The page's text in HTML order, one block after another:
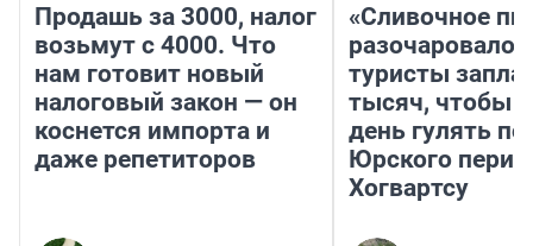
Продашь за 3000, налог
возьмут с 4000. Что
нам готовит новый
налоговый закон — он
коснется импорта и
даже репетиторов
«Сливочное
разочаровало»:
туристы
тысяч, чтобы
день гулять по
Юрского
Хогвартсу